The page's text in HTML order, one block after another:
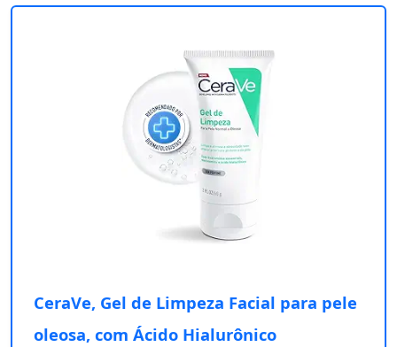
CeraVe, Gel de Limpeza Facial para pele
oleosa, com Ácido Hialurônico